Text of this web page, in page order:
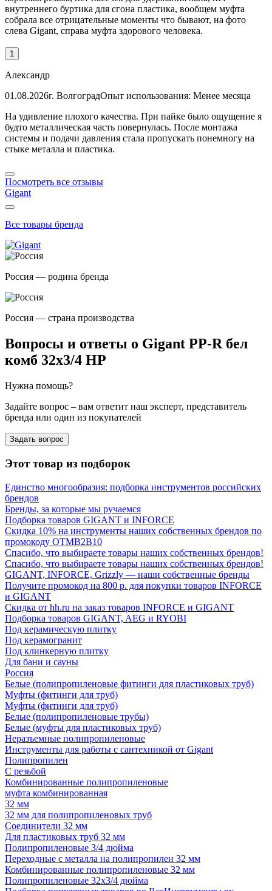
внутреннего буртика для сгона пластика, вообщем муфта
собрала все отрицательные моменты что бывают, на фото
слева Gigant, справа муфта здорового человека.
1
Александр
01.08.2026г. ВолгоградОпыт использования: Менее месяца
На удивление плохого качества. При пайке было ощущение я
будто металлическая часть повернулась. После монтажа
системы и подачи давления стала пропускать понемногу на
стыке металла и пластика.
Посмотреть все отзывы
Gigant
Все товары бренда
Россия — родина бренда
Россия — страна производства
Вопросы и ответы о Gigant PP-R бел
комб 32х3/4 НР
Нужна помощь?
Задайте вопрос – вам ответит наш эксперт, представитель
бренда или один из покупателей
Задать вопрос
Этот товар из подборок
Единство многообразия: подборка инструментов российских
брендов
Бренды, за которые мы ручаемся
Подборка товаров GIGANT и INFORCE
Скидка 10% на инструменты наших собственных брендов по
промокоду OTMB2B10
Спасибо, что выбираете товары наших собственных брендов!
Спасибо, что выбираете товары наших собственных брендов!
GIGANT, INFORCE, Grizzly — наши собственные бренды
Получите промокод на 800 р. для покупки товаров INFORCE
и GIGANT
Скидка от hh.ru на заказ товаров INFORCE и GIGANT
Подборка товаров GIGANT, AEG и RYOBI
Под керамическую плитку
Под керамогранит
Под клинкерную плитку
Для бани и сауны
Россия
Белые (полипропиленовые фитинги для пластиковых труб)
Муфты (фитинги для труб)
Муфты (фитинги для труб)
Белые (полипропиленовые трубы)
Белые (муфты для пластиковых труб)
Неразъемные полипропиленовые
Инструменты для работы с сантехникой от Gigant
Полипропилен
С резьбой
Комбинированные полипропиленовые
муфта комбинированная
32 мм
32 мм для полипропиленовых труб
Соединители 32 мм
Для пластиковых труб 32 мм
Полипропиленовые 3/4 дюйма
Переходные с металла на полипропилен 32 мм
Комбинированные полипропиленовые 32 мм
Полипропиленовые 32х3/4 дюйма